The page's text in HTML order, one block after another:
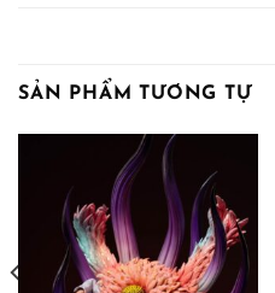
SẢN PHẨM TƯƠNG TỰ